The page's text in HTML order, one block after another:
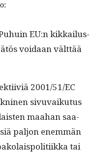
EU:n kikkailus­
voidaan vält­tää
2001/51/EC
sivu­vaiku­tus
maa­han saa­
paljon enem­män
tai